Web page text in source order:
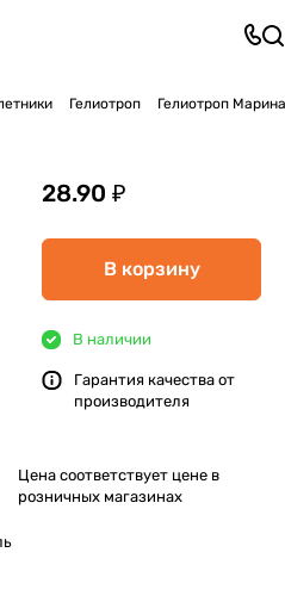
Гелиотроп Гелиотроп Марина
28.90 ₽
В корзину
В наличии
Гарантия качества от
производителя
Цена соответствует цене в
розничных магазинах